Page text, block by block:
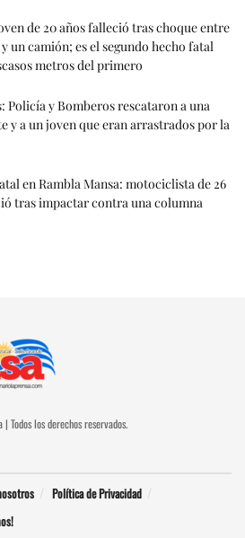
de 20 años falleció tras choque entre
un camión; es el segundo hecho fatal
metros del primero
Policía y Bomberos rescataron a una
y a un joven que eran arrastrados por la
en Rambla Mansa: motociclista de 26
tras impactar contra una columna
los derechos reservados.
Política de Privacidad